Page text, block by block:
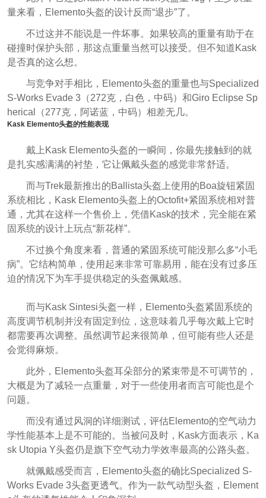
量来看，Elemento头盔的设计反而“退步”了。
不过这并不能说是一件坏事。如果较高的重量有助于在
碰撞时保护头部，那这点重量当然可以接受。但不知道Kask
是否真的这么想。
与竞争对手相比，Elemento头盔的重量也与Specialized
S-Works Evade 3（272克，白色，中码）和Giro Eclipse Sp
herical（277克，阿诺蓝，中码）相差无几。
Kask Elemento头盔的性能表现
戴上Kask Elemento头盔的一瞬间，你最先接触到的就
是扎实感满满的衬垫，它让佩戴头盔的感觉非常舒适。
而与Trek最新推出的Ballista头盔上使用的Boa旋钮紧固
系统相比，Kask Elemento头盔上的Octofit+紧固系统相对普
通，尤其在这样一个售价上，凭借Kask的技术，完全能在紧
固系统的设计上玩点“新花样”。
不过换个角度来看，普通的紧固系统可能没那么多“小毛
病”。它结构简单，使用起来非常可靠易用，能在没有过多压
迫的情况下为车手提供稳定的头盔佩戴感。
而与Kask Sintesi头盔一样，Elemento头盔紧固系统的
高度调节机制并没有固定到位，这意味着几乎每次戴上它时
都需要再次调整。虽然调节起来很简单，但可能有些人还是
会觉得麻烦。
此外，Elemento头盔耳朵部分的紧束带是不可调节的，
大概是为了减轻一点重量，对于一些使用者而言可能也是个
问题。
而没有通过风洞的详细测试，评估Elemento的空气动力
学性能基本上是不可能的。当被问及时，Kask方面表示，Ka
sk Utopia Y头盔仍是旗下空气动力学效率最高的公路头盔。
就佩戴感受而言，Elemento头盔的确比Specialized S-
Works Evade 3头盔更透气。作为一款气动型头盔，Element